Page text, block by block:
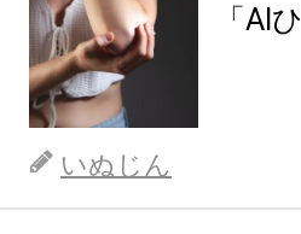
「AI
いぬじん